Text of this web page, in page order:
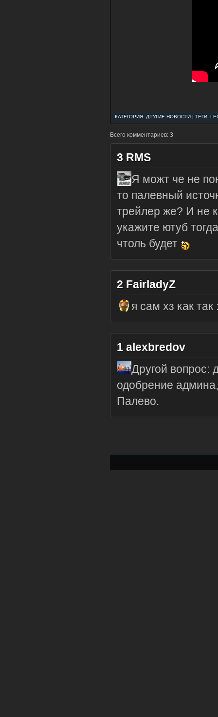
КАТЕГОРИЯ: ДРУГИЕ НОВОСТИ | ТЕГИ:
Всего комментариев: 3
3 RMS
Я можт че не
то палевный
трейлер же? И не
укажите ютуб
чтоль будет
2 FairladyZ
я сам хз как так
1 alexbredov
Другой вопрос:
одобрение
Палево.